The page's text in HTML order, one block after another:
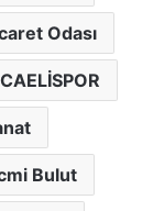
Odası
Bulut